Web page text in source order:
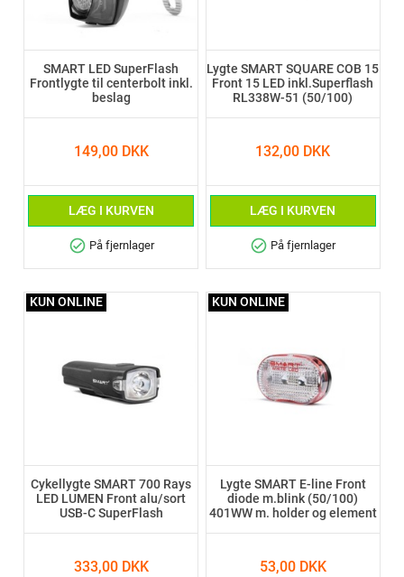
SMART LED SuperFlash
Frontlygte til centerbolt inkl.
beslag
149,00 DKK
LÆG I KURVEN
check_circle På fjernlager
Lygte SMART SQUARE COB 15
Front 15 LED inkl.Superflash
RL338W-51 (50/100)
132,00 DKK
LÆG I KURVEN
check_circle På fjernlager
Cykellygte SMART 700 Rays
LED LUMEN Front alu/sort
USB-C SuperFlash
333,00 DKK
KUN ONLINE
Lygte SMART E-line Front
diode m.blink (50/100)
401WW m. holder og element
53,00 DKK
KUN ONLINE